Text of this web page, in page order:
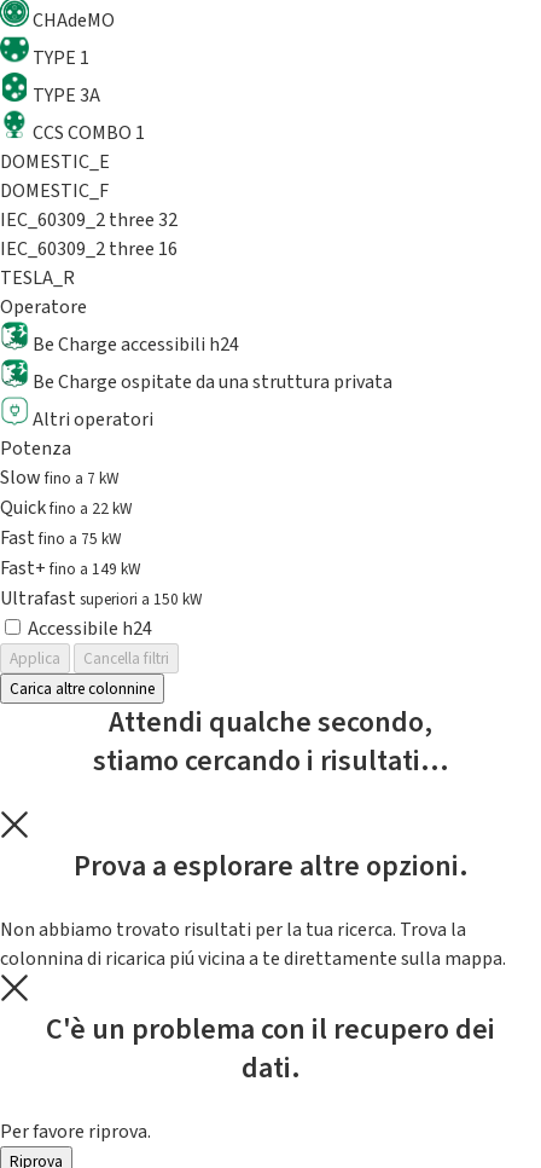
CHAdeMO
TYPE 1
TYPE 3A
CCS COMBO 1
DOMESTIC_E
DOMESTIC_F
IEC_60309_2 three 32
IEC_60309_2 three 16
TESLA_R
Operatore
Be Charge accessibili h24
Be Charge ospitate da una struttura privata
Altri operatori
Potenza
Slowfino a 7 kW
Quickfino a 22 kW
Fastfino a 75 kW
Fast+fino a 149 kW
Ultrafast superiori a 150 kW
Accessibile h24
Applica
Cancella filtri
Carica altre colonnine
Attendi qualche secondo,
stiamo cercando i risultati...
Prova a esplorare altre opzioni.
Non abbiamo trovato risultati per la tua ricerca. Trova la
colonnina di ricarica piú vicina a te direttamente sulla mappa.
C'è un problema con il recupero dei
dati.
Per favore riprova.
Riprova